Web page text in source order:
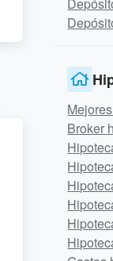
Broker